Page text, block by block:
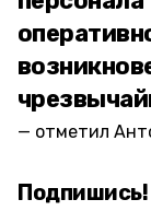
отметил
Подпишись!